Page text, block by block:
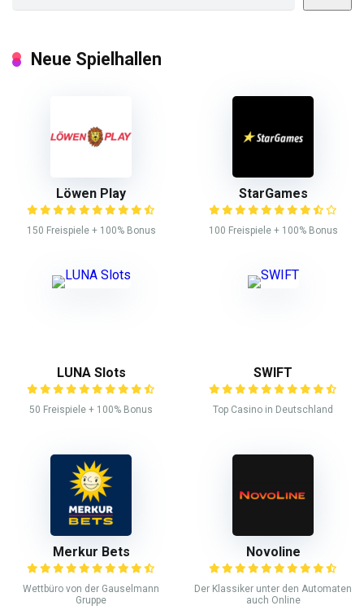
Neue Spielhallen
Löwen Play
150 Freispiele + 100% Bonus
StarGames
100 Freispiele + 100% Bonus
LUNA Slots
50 Freispiele + 100% Bonus
SWIFT
Top Casino in Deutschland
Merkur Bets
Wettbüro von der Gauselmann
Gruppe
Novoline
Der Klassiker unter den Automaten
auch Online